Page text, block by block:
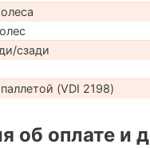
сзади
(VDI 2198)
об оплате и